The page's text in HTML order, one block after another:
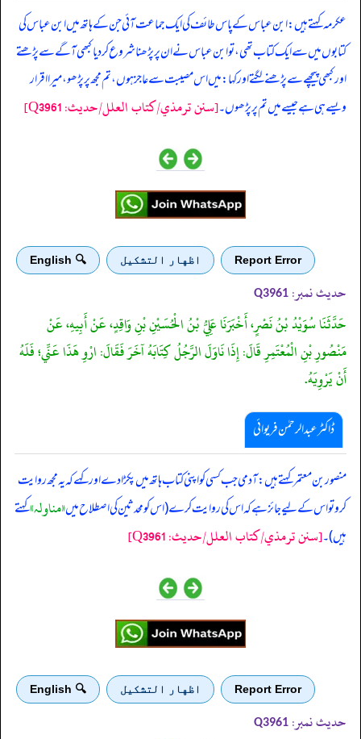
‏‏‏‏ عکرمہ کہتے ہیں: ابن عباس کے پاس طائف کی ایک جماعت آئی جن کے ہاتھ میں ابن عباس کی
کتابوں میں سے ایک کتاب تھی، تو ابن عباس نے ان پر پڑھنا شروع کر دیا کبھی آگے سے پڑھتے
اور کبھی پیچھے سے پڑھنے لگتے اور کہا: میں اس مصیبت سے عاجز ہوں، تم مجھ پر پڑھو، میرا اقرار
ویسے ہی ہے جیسے میں تم پر پڑھوں۔[سنن ترمذي/کتاب العلل/حدیث: Q3961]
Report Error اظهار التشكيل 🔍 English
حدیث نمبر: Q3961
حَدَّثَنَا سُوَيْدُ بْنُ نَصْرٍ، أَخْبَرَنَا عَلِيُّ بْنُ الْحُسَيْنِ بْنِ وَاقِدٍ، عَنْ أَبِيهِ، عَنْ
مَنْصُورِ بْنِ الْمُعْتَمِرِ قَالَ: إِذَا نَاوَلَ الرَّجُلُ كِتَابَهُ آخَرَ فَقَالَ: ارْوِ هَذَا عَنِّي؛ فَلَهُ
أَنْ يَرْوِيَهُ.
ڈاکٹر عبدالرحمٰن فریوائی
‏‏‏‏ منصور بن معتمر کہتے ہیں: آدمی جب کسی کو اپنی کتاب ہاتھ میں پکڑا دے اور کہے کہ یہ مجھ روایت
کرو تو اس کے لیے جائز ہے کہ اس کی روایت کرے (اس کو محدثین کی اصطلاح میں«مناولہ»کہتے
ہیں)۔[سنن ترمذي/کتاب العلل/حدیث: Q3961]
Report Error اظهار التشكيل 🔍 English
حدیث نمبر: Q3961